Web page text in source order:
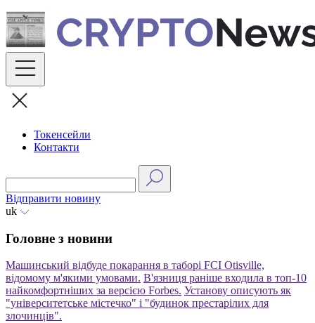
Skip
to
content
Токенсейли
Контакти
Відправити новину
uk
Головне з новини
Машинський відбуде покарання в таборі FCI Otisville,
відомому м'якими умовами. В'язниця раніше входила в топ-10
найкомфортніших за версією Forbes. Установу описують як
"університетське містечко" і "будинок престарілих для
злочинців".